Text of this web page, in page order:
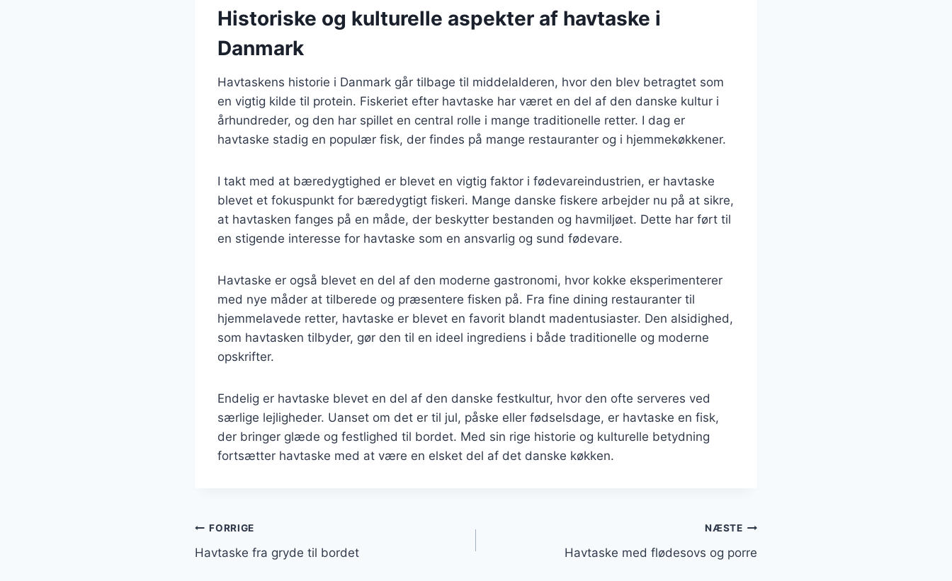
Historiske og kulturelle aspekter af havtaske i
Danmark
Havtaskens historie i Danmark går tilbage til middelalderen, hvor den blev betragtet som
en vigtig kilde til protein. Fiskeriet efter havtaske har været en del af den danske kultur i
århundreder, og den har spillet en central rolle i mange traditionelle retter. I dag er
havtaske stadig en populær fisk, der findes på mange restauranter og i hjemmekøkkener.
I takt med at bæredygtighed er blevet en vigtig faktor i fødevareindustrien, er havtaske
blevet et fokuspunkt for bæredygtigt fiskeri. Mange danske fiskere arbejder nu på at sikre,
at havtasken fanges på en måde, der beskytter bestanden og havmiljøet. Dette har ført til
en stigende interesse for havtaske som en ansvarlig og sund fødevare.
Havtaske er også blevet en del af den moderne gastronomi, hvor kokke eksperimenterer
med nye måder at tilberede og præsentere fisken på. Fra fine dining restauranter til
hjemmelavede retter, havtaske er blevet en favorit blandt madentusiaster. Den alsidighed,
som havtasken tilbyder, gør den til en ideel ingrediens i både traditionelle og moderne
opskrifter.
Endelig er havtaske blevet en del af den danske festkultur, hvor den ofte serveres ved
særlige lejligheder. Uanset om det er til jul, påske eller fødselsdage, er havtaske en fisk,
der bringer glæde og festlighed til bordet. Med sin rige historie og kulturelle betydning
fortsætter havtaske med at være en elsket del af det danske køkken.
Indlægsnavigation
FORRIGE
Havtaske fra gryde til bordet
NÆSTE
Havtaske med flødesovs og porre